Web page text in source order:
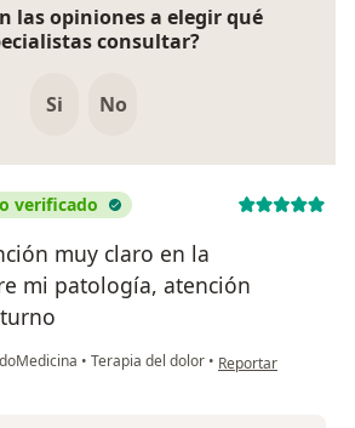
las opiniones a elegir qué
consultar?
Si No
verificado
muy claro en la
mi patología, atención
• Terapia del dolor • en opinión del
Reportar